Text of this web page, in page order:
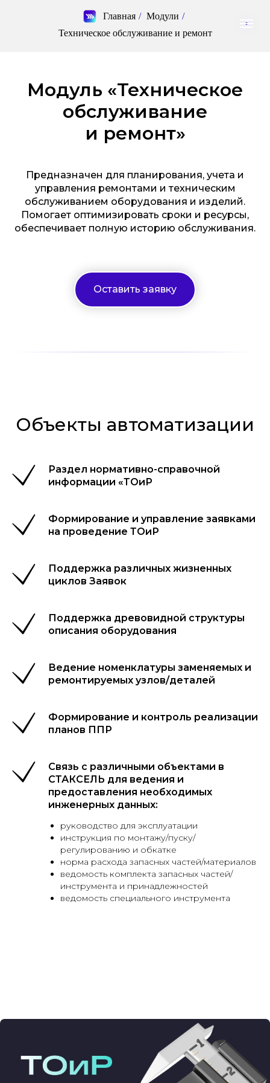
Главная / Модули /
Техническое обслуживание и ремонт
Модуль «Техническое
обслуживание
и ремонт»
Предназначен для планирования, учета и
управления ремонтами и техническим
обслуживанием оборудования и изделий.
Помогает оптимизировать сроки и ресурсы,
обеспечивает полную историю обслуживания.
Оставить заявку
Объекты автоматизации
Раздел нормативно-справочной
информации «ТОиР
Формирование и управление заявками
на проведение ТОиР
Поддержка различных жизненных
циклов Заявок
Поддержка древовидной структуры
описания оборудования
Ведение номенклатуры заменяемых и
ремонтируемых узлов/деталей
Формирование и контроль реализации
планов ППР
Связь с различными объектами в
СТАКСЕЛЬ для ведения и
предоставления необходимых
инженерных данных:
руководство для эксплуатации
инструкция по монтажу/пуску/
регулированию и обкатке
норма расхода запасных частей/материалов
ведомость комплекта запасных частей/
инструмента и принадлежностей
ведомость специального инструмента